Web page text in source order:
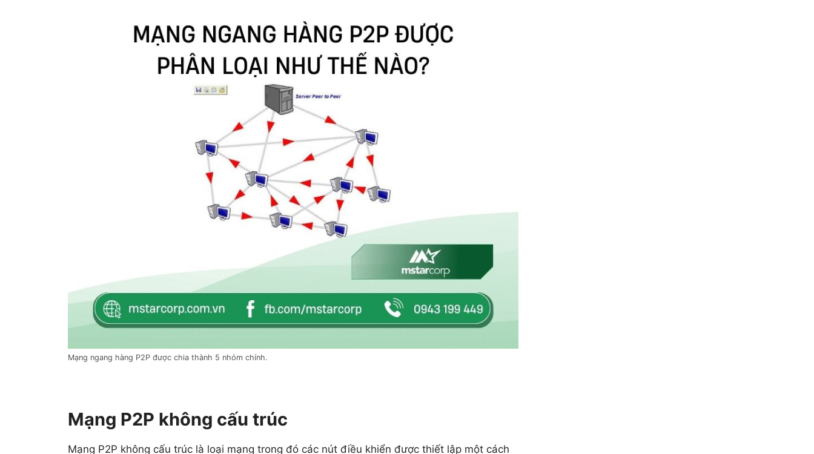
Mạng ngang hàng P2P được chia thành 5 nhóm chính.
Mạng P2P không cấu trúc
Mạng P2P không cấu trúc là loại mạng trong đó các nút điều khiển được thiết lập một cách